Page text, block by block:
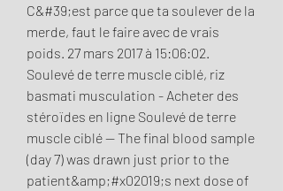
C&#39;est parce que ta soulever de la
merde, faut le faire avec de vrais
poids. 27 mars 2017 à 15:06:02.
Soulevé de terre muscle ciblé, riz
basmati musculation - Acheter des
stéroïdes en ligne Soulevé de terre
muscle ciblé -- The final blood sample
(day 7) was drawn just prior to the
patient&amp;#x02019;s next dose of